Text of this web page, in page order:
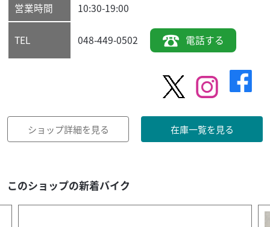
営業時間
10:30-19:00
TEL 048-449-0502 電話する
ショップ詳細を見る 在庫一覧を見る
このショップの新着バイク